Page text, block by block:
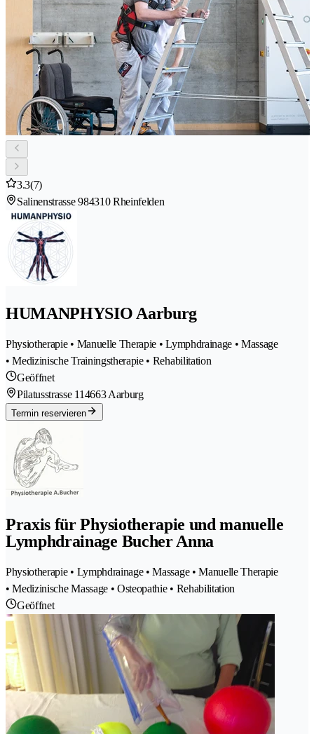
3.3(7)
Salinenstrasse 984310 Rheinfelden
HUMANPHYSIO Aarburg
Physiotherapie • Manuelle Therapie • Lymphdrainage • Massage
• Medizinische Trainingstherapie • Rehabilitation
Geöffnet
Pilatusstrasse 114663 Aarburg
Termin reservieren
Praxis für Physiotherapie und manuelle
Lymphdrainage Bucher Anna
Physiotherapie • Lymphdrainage • Massage • Manuelle Therapie
• Medizinische Massage • Osteopathie • Rehabilitation
Geöffnet